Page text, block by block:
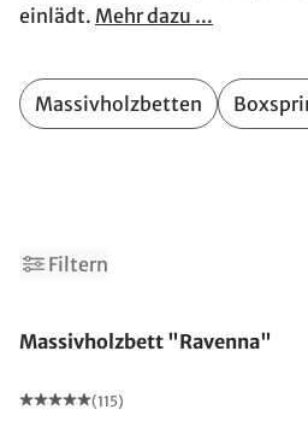
einlädt. Mehr dazu ...
Massivholzbetten
Filtern
Massivholzbett "Ravenna"
(115)
4